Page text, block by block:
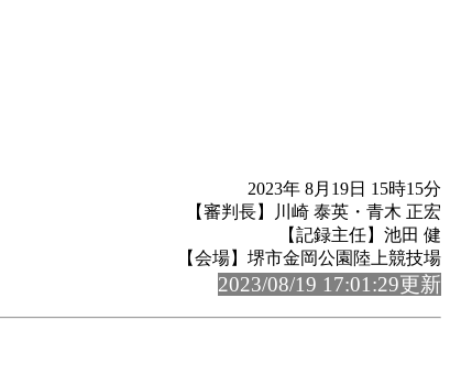
2023年 8月19日 15時15分
【審判長】川崎 泰英・青木 正宏
【記録主任】池田 健
【会場】堺市金岡公園陸上競技場
2023/08/19 17:01:29更新